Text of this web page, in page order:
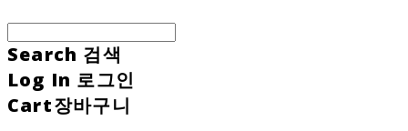
Search 검색
Log In 로그인
Cart장바구니